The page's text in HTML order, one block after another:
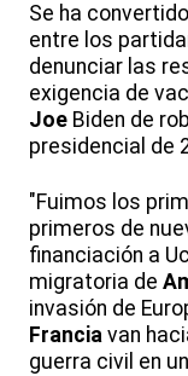
Se ha
entre los
denunciar las
exigencia de
Joe Biden de
presidencial de
"Fuimos los
primeros de
financiación a
migratoria de
invasión de
Francia van
guerra civil en